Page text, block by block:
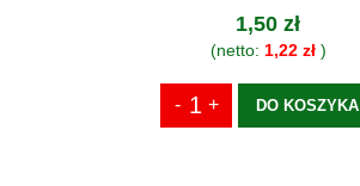
1,50 zł
(netto: 1,22 zł)
DO KOSZYKA